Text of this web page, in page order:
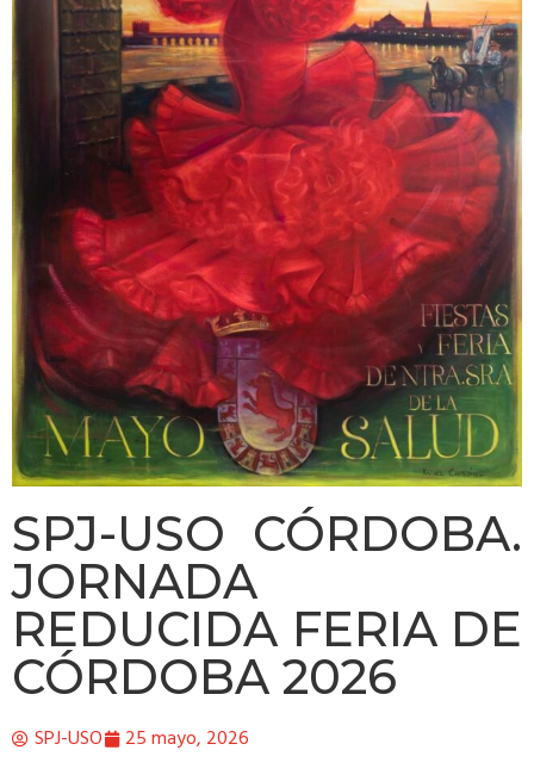
SPJ-USO CÓRDOBA.
JORNADA
REDUCIDA FERIA DE
CÓRDOBA 2026
SPJ-USO 25 mayo, 2026